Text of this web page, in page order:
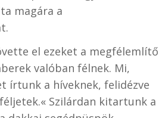
magára a
el ezeket a megfélemlítő
valóban félnek. Mi,
írtunk a híveknek, felidézve
féljetek.« Szilárdan kitartunk a